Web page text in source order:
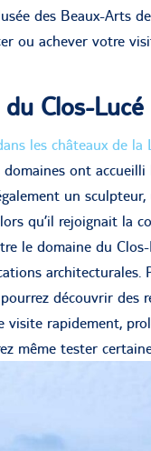
des Beaux-Arts
ou achever votre
Clos-
les châteaux de la
ont accueilli
un
qu’il rejoignait la
le domaine du
découvrir des
visite rapidement,
même tester